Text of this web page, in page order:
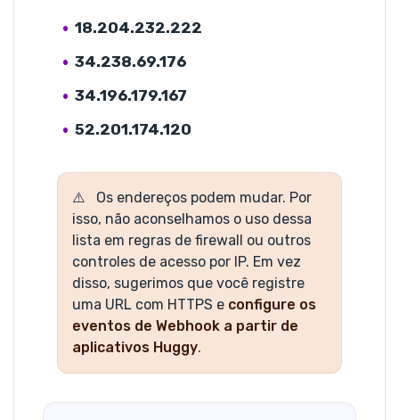
18.204.232.222
34.238.69.176
34.196.179.167
52.201.174.120
Os endereços podem mudar. Por
isso, não aconselhamos o uso dessa
lista em regras de firewall ou outros
controles de acesso por IP. Em vez
disso, sugerimos que você registre
uma URL com HTTPS e configure os
eventos de Webhook a partir de
aplicativos Huggy.